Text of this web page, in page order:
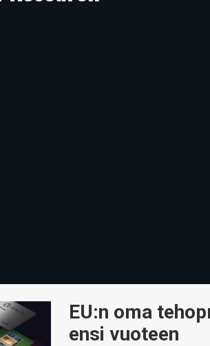
EU:n oma
ensi vuoteen